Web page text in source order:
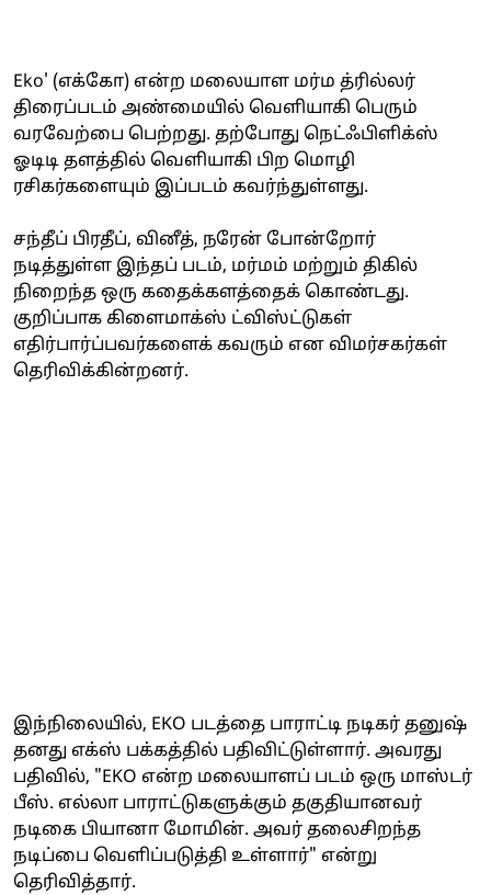
Eko' (எக்கோ) என்ற மலையாள மர்ம த்ரில்லர்
திரைப்படம் அண்மையில் வெளியாகி பெரும்
வரவேற்பை பெற்றது. தற்போது நெட்ஃபிளிக்ஸ்
ஓடிடி தளத்தில் வெளியாகி பிற மொழி
ரசிகர்களையும் இப்படம் கவர்ந்துள்ளது.
சந்தீப் பிரதீப், வினீத், நரேன் போன்றோர்
நடித்துள்ள இந்தப் படம், மர்மம் மற்றும் திகில்
நிறைந்த ஒரு கதைக்களத்தைக் கொண்டது.
குறிப்பாக கிளைமாக்ஸ் ட்விஸ்ட்டுகள்
எதிர்பார்ப்பவர்களைக் கவரும் என விமர்சகர்கள்
தெரிவிக்கின்றனர்.
இந்நிலையில், EKO படத்தை பாராட்டி நடிகர் தனுஷ்
தனது எக்ஸ் பக்கத்தில் பதிவிட்டுள்ளார். அவரது
பதிவில், "EKO என்ற மலையாளப் படம் ஒரு மாஸ்டர்
பீஸ். எல்லா பாராட்டுகளுக்கும் தகுதியானவர்
நடிகை பியானா மோமின். அவர் தலைசிறந்த
நடிப்பை வெளிப்படுத்தி உள்ளார்" என்று
தெரிவித்தார்.